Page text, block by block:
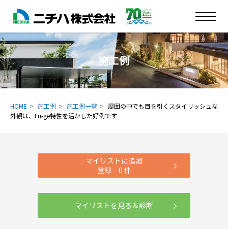
施工例
HOME 施工例 施工例一覧
周囲の中でも目を引くスタイリッシュな
外観は、Fu-ge特性を活かした好例です
マイリストに追加
登録 0 件
マイリストを見る＆診断